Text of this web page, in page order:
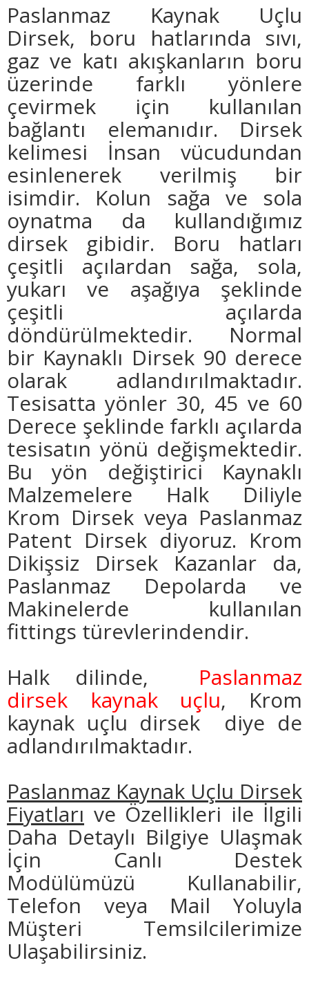
Paslanmaz Kaynak Uçlu
Dirsek, boru hatlarında sıvı,
gaz ve katı akışkanların boru
üzerinde farklı yönlere
çevirmek için kullanılan
bağlantı elemanıdır. Dirsek
kelimesi İnsan vücudundan
esinlenerek verilmiş bir
isimdir. Kolun sağa ve sola
oynatma da kullandığımız
dirsek gibidir. Boru hatları
çeşitli açılardan sağa, sola,
yukarı ve aşağıya şeklinde
çeşitli açılarda
döndürülmektedir. Normal
bir Kaynaklı Dirsek 90 derece
olarak adlandırılmaktadır.
Tesisatta yönler 30, 45 ve 60
Derece şeklinde farklı açılarda
tesisatın yönü değişmektedir.
Bu yön değiştirici Kaynaklı
Malzemelere Halk Diliyle
Krom Dirsek veya Paslanmaz
Patent Dirsek diyoruz. Krom
Dikişsiz Dirsek Kazanlar da,
Paslanmaz Depolarda ve
Makinelerde kullanılan
fittings türevlerindendir.
Halk dilinde,
Paslanmaz
dirsek kaynak uçlu, Krom
kaynak uçlu dirsek diye de
adlandırılmaktadır.
Paslanmaz Kaynak Uçlu Dirsek
Fiyatları ve Özellikleri ile İlgili
Daha Detaylı Bilgiye Ulaşmak
İçin Canlı Destek
Modülümüzü Kullanabilir,
Telefon veya Mail Yoluyla
Müşteri Temsilcilerimize
Ulaşabilirsiniz.